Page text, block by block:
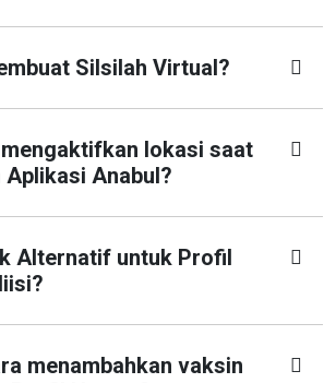
Silsilah Virtual?
lokasi saat
Anabul?
Alternatif untuk Profil
menambahkan vaksin